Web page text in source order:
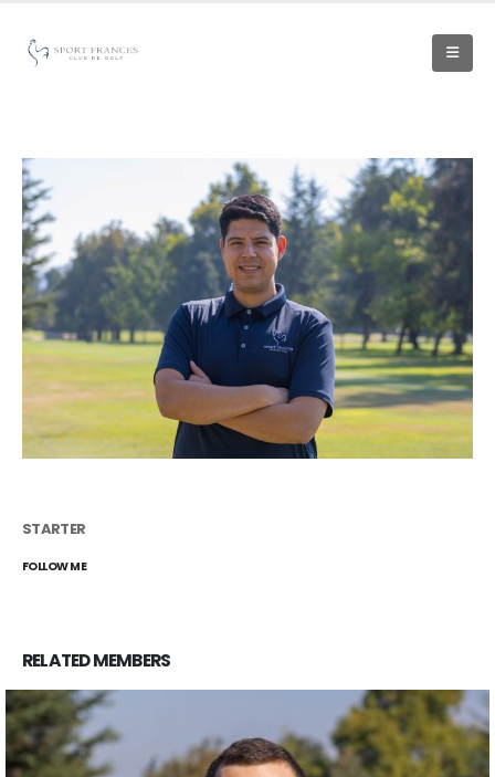
STARTER
FOLLOW ME
RELATEDMEMBERS